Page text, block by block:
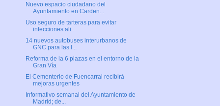
Nuevo espacio ciudadano del
Ayuntamiento en Carden...
Uso seguro de tarteras para evitar
infecciones ali...
14 nuevos autobuses interurbanos de
GNC para las l...
Reforma de la 6 plazas en el entorno de la
Gran Vía
El Cementerio de Fuencarral recibirá
mejoras urgentes
Informativo semanal del Ayuntamiento de
Madrid; de...